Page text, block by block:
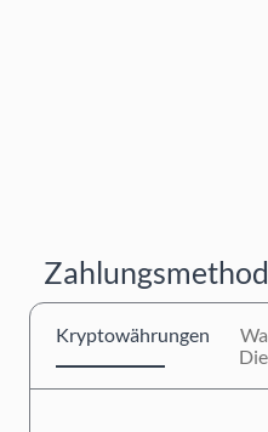
Kryptowährungen